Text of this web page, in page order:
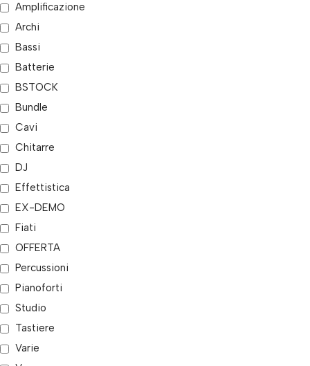
Amplificazione
Archi
Bassi
Batterie
BSTOCK
Bundle
Cavi
Chitarre
DJ
Effettistica
EX-DEMO
Fiati
OFFERTA
Percussioni
Pianoforti
Studio
Tastiere
Varie